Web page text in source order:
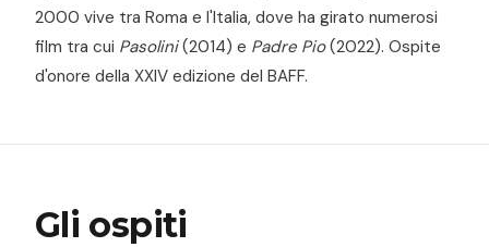
Festival
Selezione
2000 vive tra Roma e l'Italia, dove ha girato numerosi
film tra cui Pasolini(2014) e Padre Pio(2022). Ospite
d'onore della XXIV edizione del BAFF.
Gli ospiti